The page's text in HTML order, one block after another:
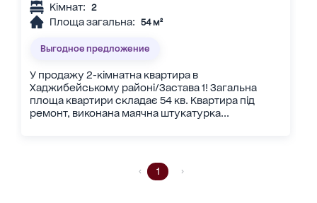
Кімнат: 2
Площа загальна: 54 м²
Выгодное предложение
У продажу 2-кімнатна квартира в
Хаджибейському районі/Застава 1! Загальна
площа квартири складає 54 кв. Квартира під
ремонт, виконана маячна штукатурка...
1